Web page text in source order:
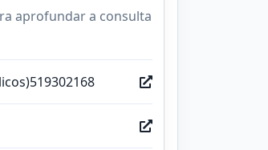
aprofundar a consulta